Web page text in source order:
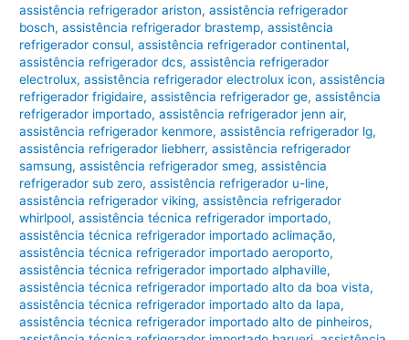
assistência refrigerador ariston,assistência refrigerador
bosch,assistência refrigerador brastemp,assistência
refrigerador consul,assistência refrigerador continental,
assistência refrigerador dcs,assistência refrigerador
electrolux,assistência refrigerador electrolux icon,assistência
refrigerador frigidaire,assistência refrigerador ge,assistência
refrigerador importado,assistência refrigerador jenn air,
assistência refrigerador kenmore,assistência refrigerador lg,
assistência refrigerador liebherr,assistência refrigerador
samsung,assistência refrigerador smeg,assistência
refrigerador sub zero,assistência refrigerador u-line,
assistência refrigerador viking,assistência refrigerador
whirlpool,assistência técnica refrigerador importado,
assistência técnica refrigerador importado aclimação,
assistência técnica refrigerador importado aeroporto,
assistência técnica refrigerador importado alphaville,
assistência técnica refrigerador importado alto da boa vista,
assistência técnica refrigerador importado alto da lapa,
assistência técnica refrigerador importado alto de pinheiros,